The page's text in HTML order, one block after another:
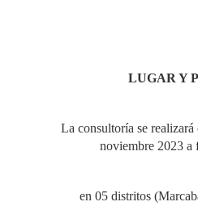
LUGAR Y
La consultoría se realizará
noviembre 2023 a
en 05 distritos